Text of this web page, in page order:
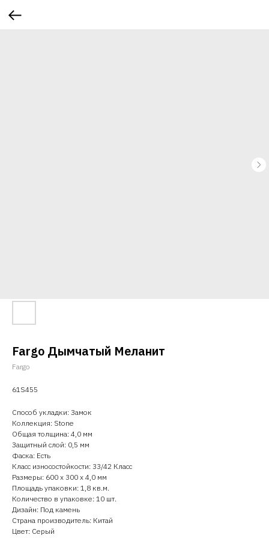
Fargo Дымчатый Меланит
Fargo
61S455
Способ укладки: Замок
Коллекция: Stone
Общая толщина: 4,0 мм
Защитный слой: 0,5 мм
Фаска: Есть
Класс износостойкости: 33/42 Класс
Размеры: 600 х 300 х 4,0 мм
Площадь упаковки: 1,8 кв.м.
Количество в упаковке: 10 шт.
Дизайн: Под камень
Страна производитель: Китай
Цвет: Серый